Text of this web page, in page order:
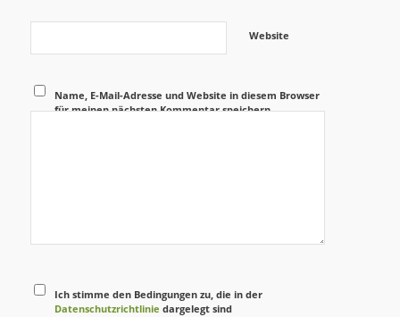
Website
Name, E-Mail-Adresse und Website in diesem Browser
für meinen nächsten Kommentar speichern.
Ich stimme den Bedingungen zu, die in der
Datenschutzrichtlinie dargelegt sind